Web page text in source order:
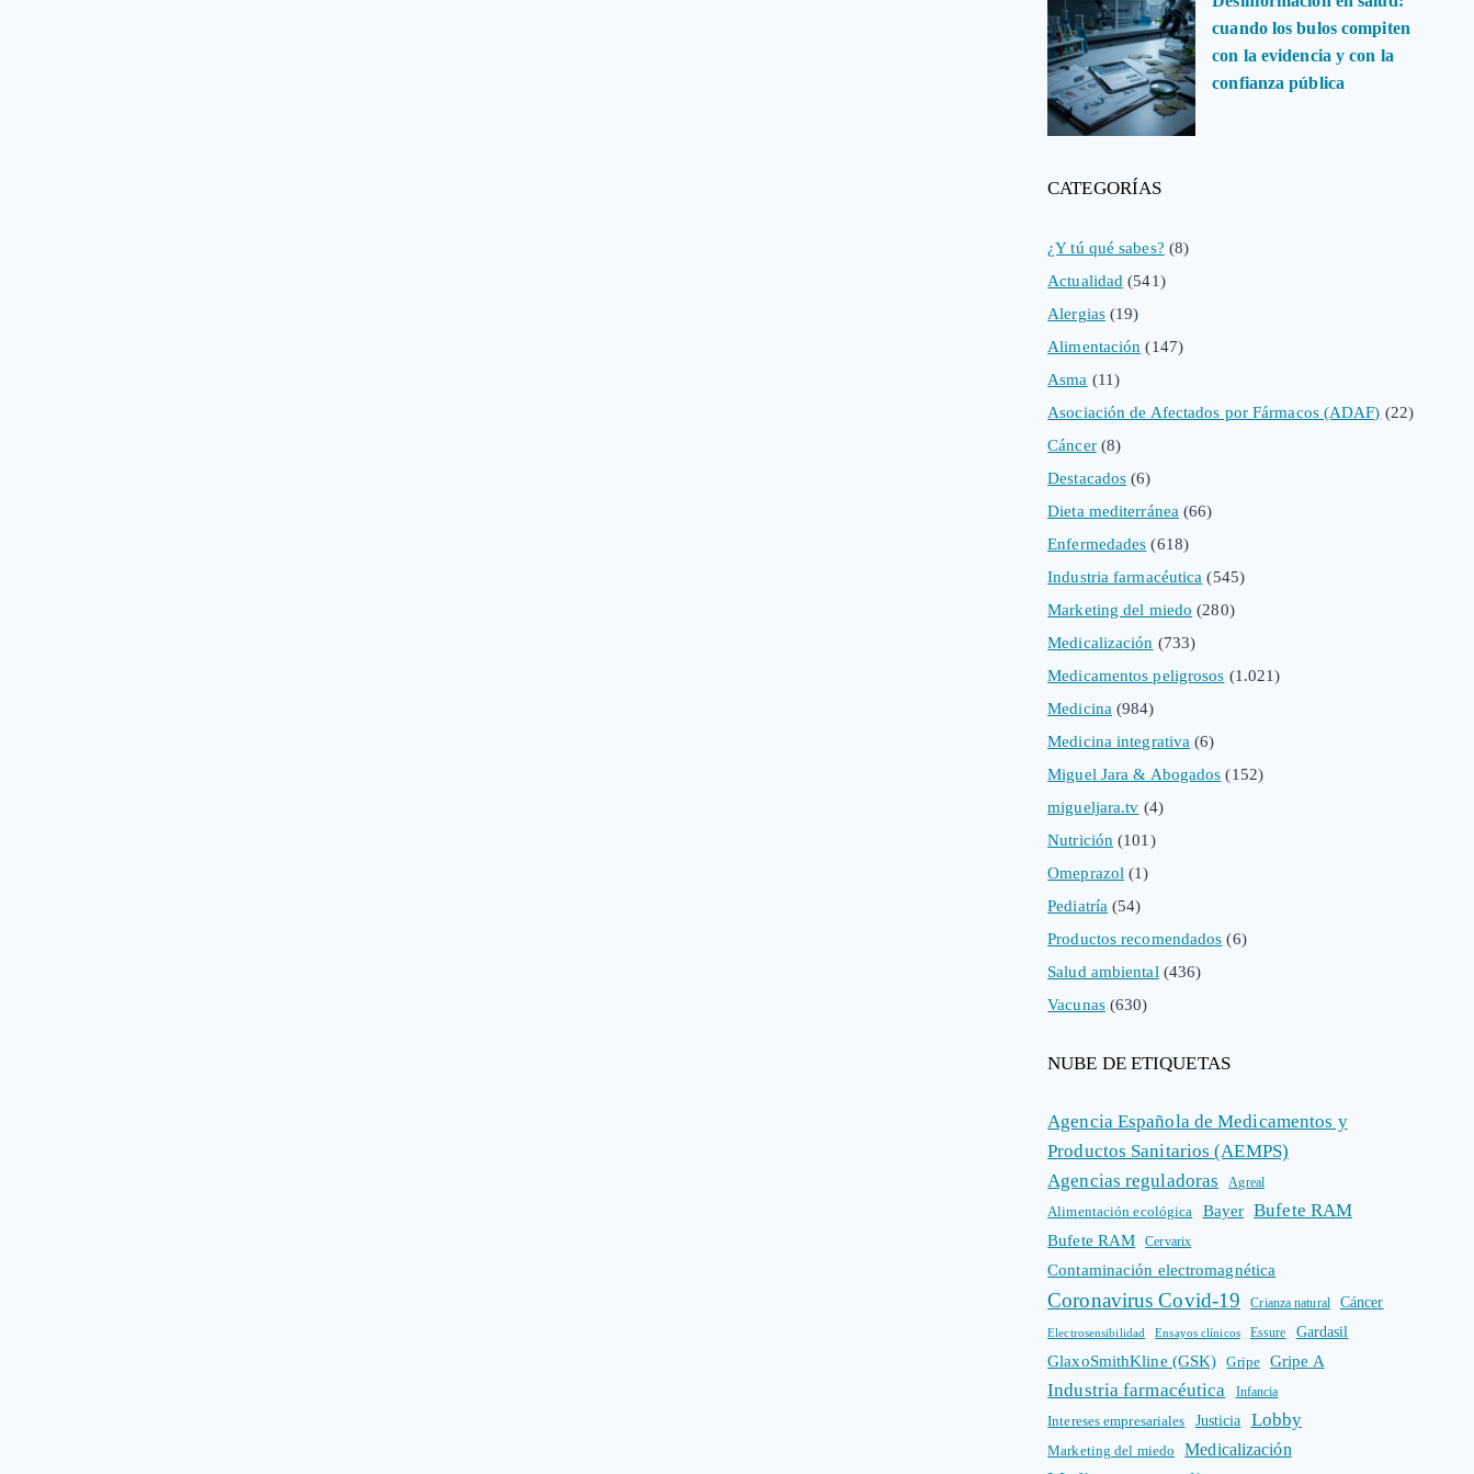
cuando los bulos compiten
con la evidencia y con la
confianza pública
CATEGORÍAS
¿Y tú qué sabes? (8)
Actualidad (541)
Alergias(19)
Alimentación (147)
Asma (11)
Asociación de Afectados por Fármacos (ADAF) (22)
Cáncer(8)
Destacados (6)
Dieta mediterránea (66)
Enfermedades (618)
Industria farmacéutica (545)
Marketing del miedo (280)
Medicalización (733)
Medicamentos peligrosos (1.021)
Medicina (984)
Medicina integrativa (6)
Miguel Jara & Abogados (152)
migueljara.tv (4)
Nutrición (101)
Omeprazol (1)
Pediatría (54)
Productos recomendados (6)
Salud ambiental (436)
Vacunas(630)
NUBE DE ETIQUETAS
Agencia Española de Medicamentos y
Productos Sanitarios (AEMPS)
Agencias reguladoras
Agreal
Alimentación ecológica Bayer Bufete RAM
Bufete RAM Cervarix
Contaminación electromagnética
Coronavirus Covid-19 Crianza natural Cáncer
Electrosensibilidad Ensayos clínicos Essure Gardasil
GlaxoSmithKline (GSK) Gripe Gripe A
Industria farmacéutica Infancia
Intereses empresariales Justicia Lobby
Marketing del miedo Medicalización